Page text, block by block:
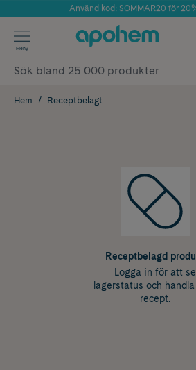
Årets Butik 2025 inom
Använd kod: SOMMAR20 för
✓ Fri frakt
✓ Poäng på alla köp*
Meny
Hem Receptbelagt
Receptbelagd
Logga in för att se
lagerstatus och
recept.